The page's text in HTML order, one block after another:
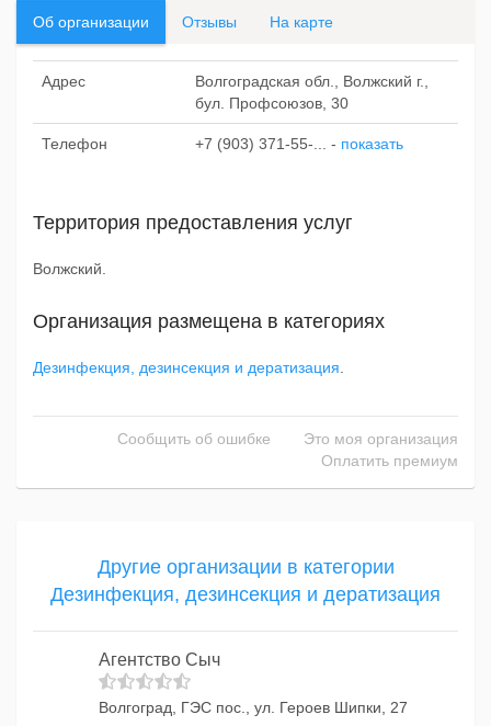
Об организации Отзывы На карте
Адрес
Волгоградская обл., Волжский г.,
бул. Профсоюзов, 30
Телефон +7 (903) 371-55-... - показать
Территория предоставления услуг
Волжский.
Организация размещена в категориях
Дезинфекция, дезинсекция и дератизация
Сообщить об ошибке
Это моя организация
Оплатить премиум
Другие организации в категории
Дезинфекция, дезинсекция и дератизация
Агентство Сыч
Волгоград, ГЭС пос., ул. Героев Шипки, 27